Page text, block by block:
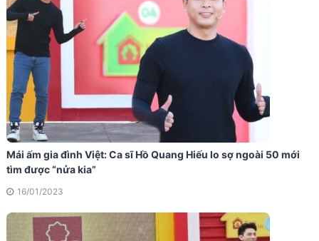
Mái ấm gia đình Việt: Ca sĩ Hồ Quang Hiếu lo sợ ngoài 50 mới
tìm được “nửa kia”
16/01/2023